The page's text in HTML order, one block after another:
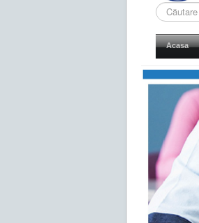
Cauta
in
site
Acasa